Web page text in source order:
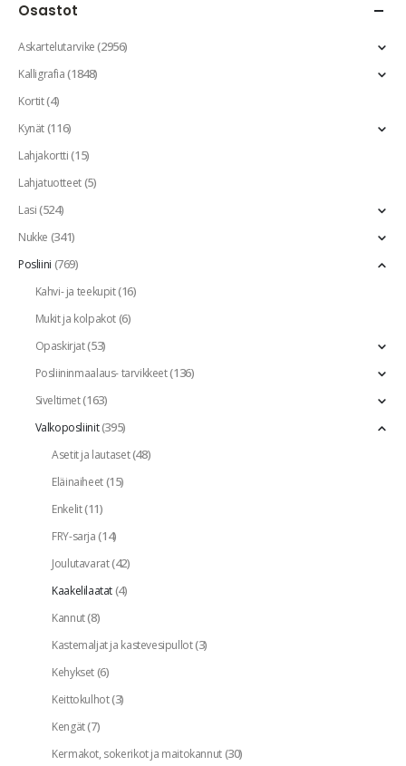
Osastot
Askartelutarvike(2956)
Kalligrafia(1848)
Kortit(4)
Kynät(116)
Lahjakortti(15)
Lahjatuotteet(5)
Lasi(524)
Nukke (341)
Posliini (769)
Kahvi- ja teekupit(16)
Mukit ja kolpakot(6)
Opaskirjat(53)
Posliininmaalaus- tarvikkeet(136)
Siveltimet(163)
Valkoposliinit(395)
Asetit ja lautaset(48)
Eläinaiheet(15)
Enkelit(11)
FRY-sarja(14)
Joulutavarat(42)
Kaakelilaatat(4)
Kannut(8)
Kastemaljat ja kastevesipullot(3)
Kehykset(6)
Keittokulhot(3)
Kengät(7)
Kermakot, sokerikot ja maitokannut(30)